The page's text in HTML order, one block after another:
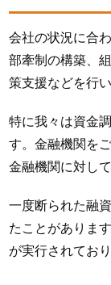
会社の状況に合
部牽制の構築、
策支援などを行い
特に我々は資金
す。金融機関を
金融機関に対し
一度断られた融
たことがありま
が実行されており